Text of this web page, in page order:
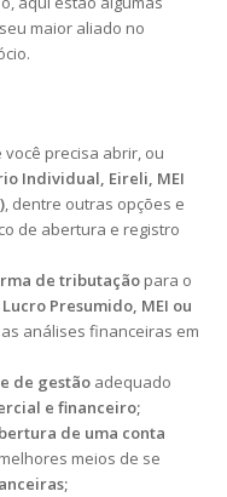
maior aliado no
precisa abrir, ou
Individual, Eireli, MEI
, dentre outras opções e
de abertura e registro
de tributação para o
Presumido, MEI ou
análises financeiras em
de gestão adequado
e financeiro;
de uma conta
meios de se